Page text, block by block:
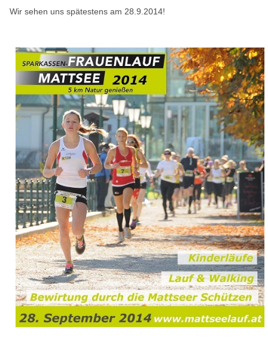
Wir sehen uns spätestens am 28.9.2014!